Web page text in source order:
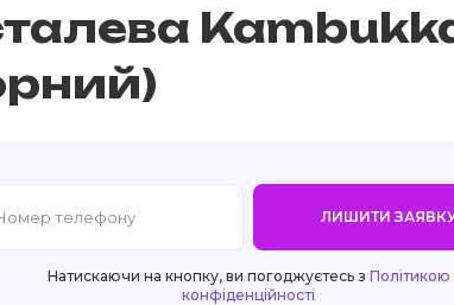
ЛИШИТИ
Натискаючи на кнопку, ви погоджуєтесь з Політикою
конфіденційності